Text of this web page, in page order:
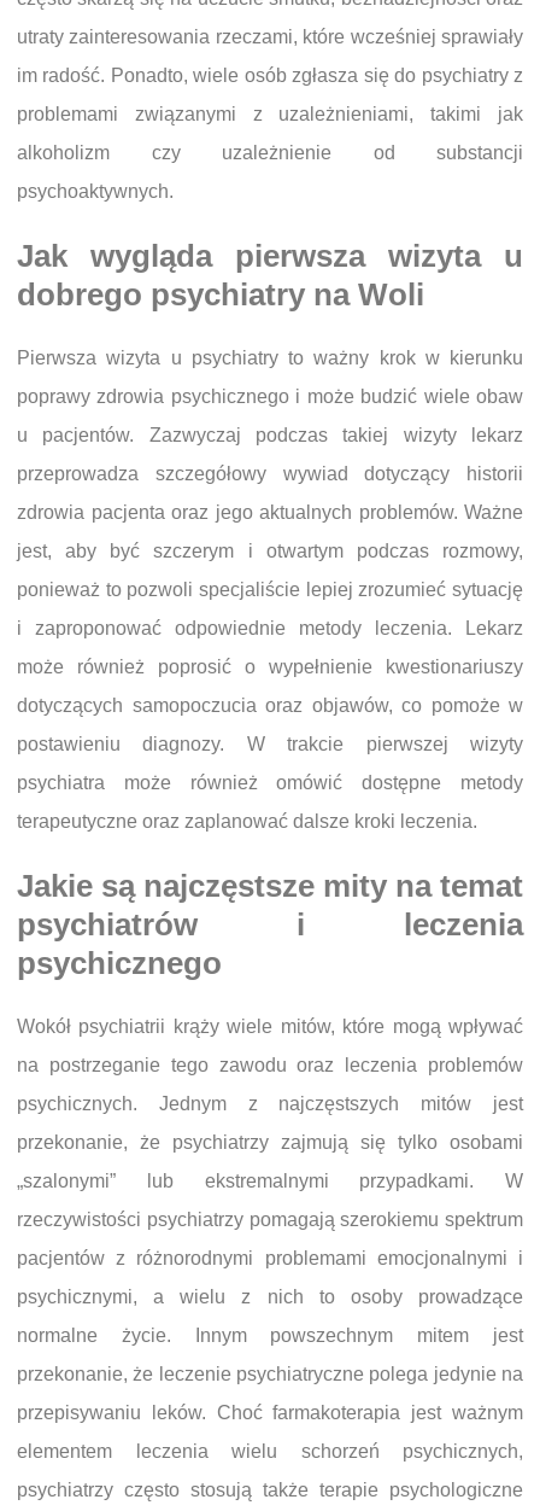
utraty zainteresowania rzeczami, które wcześniej sprawiały
im radość. Ponadto, wiele osób zgłasza się do psychiatry z
problemami związanymi z uzależnieniami, takimi jak
alkoholizm czy uzależnienie od substancji
psychoaktywnych.
Jak wygląda pierwsza wizyta u
dobrego psychiatry na Woli
Pierwsza wizyta u psychiatry to ważny krok w kierunku
poprawy zdrowia psychicznego i może budzić wiele obaw
u pacjentów. Zazwyczaj podczas takiej wizyty lekarz
przeprowadza szczegółowy wywiad dotyczący historii
zdrowia pacjenta oraz jego aktualnych problemów. Ważne
jest, aby być szczerym i otwartym podczas rozmowy,
ponieważ to pozwoli specjaliście lepiej zrozumieć sytuację
i zaproponować odpowiednie metody leczenia. Lekarz
może również poprosić o wypełnienie kwestionariuszy
dotyczących samopoczucia oraz objawów, co pomoże w
postawieniu diagnozy. W trakcie pierwszej wizyty
psychiatra może również omówić dostępne metody
terapeutyczne oraz zaplanować dalsze kroki leczenia.
Jakie są najczęstsze mity na temat
psychiatrów i leczenia
psychicznego
Wokół psychiatrii krąży wiele mitów, które mogą wpływać
na postrzeganie tego zawodu oraz leczenia problemów
psychicznych. Jednym z najczęstszych mitów jest
przekonanie, że psychiatrzy zajmują się tylko osobami
„szalonymi” lub ekstremalnymi przypadkami. W
rzeczywistości psychiatrzy pomagają szerokiemu spektrum
pacjentów z różnorodnymi problemami emocjonalnymi i
psychicznymi, a wielu z nich to osoby prowadzące
normalne życie. Innym powszechnym mitem jest
przekonanie, że leczenie psychiatryczne polega jedynie na
przepisywaniu leków. Choć farmakoterapia jest ważnym
elementem leczenia wielu schorzeń psychicznych,
psychiatrzy często stosują także terapie psychologiczne